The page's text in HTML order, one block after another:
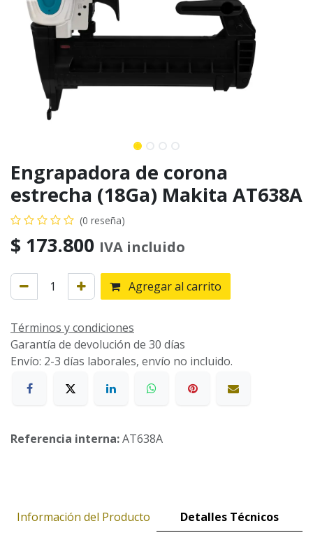
Engrapadora de corona
estrecha (18Ga) Makita AT638A
(0 reseña)
$ 173.800 IVA incluido
Agregar al carrito
Términos y condiciones
Garantía de devolución de 30 días
Envío: 2-3 días laborales, envío no incluido.
Referencia interna:AT638A
Información del Producto Detalles Técnicos